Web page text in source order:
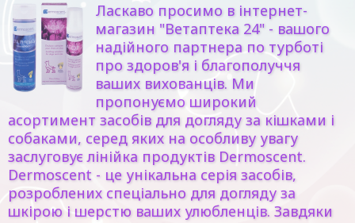
Ласкаво просимо в інтернет-
магазин "Ветаптека 24" - вашого
надійного партнера по турботі
про здоров'я і благополуччя
ваших вихованців. Ми
пропонуємо широкий
асортимент засобів для догляду за кішками і
собаками, серед яких на особливу увагу
заслуговує лінійка продуктів Dermoscent.
Dermoscent - це унікальна серія засобів,
розроблених спеціально для догляду за
шкірою і шерстю ваших улюбленців. Завдяки